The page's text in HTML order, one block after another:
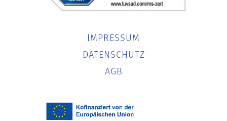
IMPRESSUM
DATENSCHUTZ
AGB